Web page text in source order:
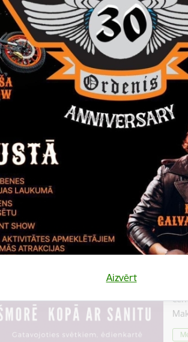
Aizvērt
24. martā Gulbenes kultūras centrā Gulbenes
Pasākums
Datums
10. augusts, 2022
Laiks
18.00
12. novembris, 2022
Laiks
10.00